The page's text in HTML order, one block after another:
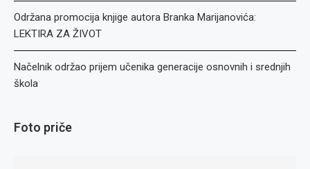
Održana promocija knjige autora Branka Marijanovića:
LEKTIRA ZA ŽIVOT
Načelnik održao prijem učenika generacije osnovnih i srednjih
škola
Foto priče